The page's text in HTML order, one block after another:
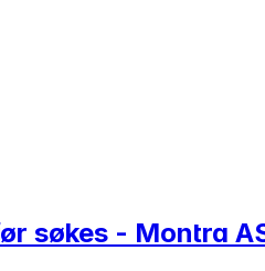
søkes - Montra